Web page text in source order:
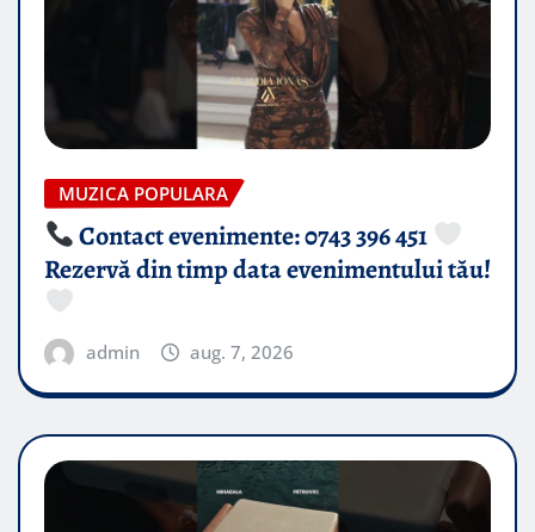
MUZICA POPULARA
Contact evenimente: 0743 396 451
Rezervă din timp data evenimentului tău!
admin aug. 7, 2026